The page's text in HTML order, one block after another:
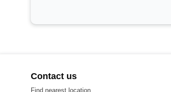
Contact us
Find nearest location